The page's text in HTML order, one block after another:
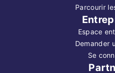
Parcourir
Espace
Demander
Se